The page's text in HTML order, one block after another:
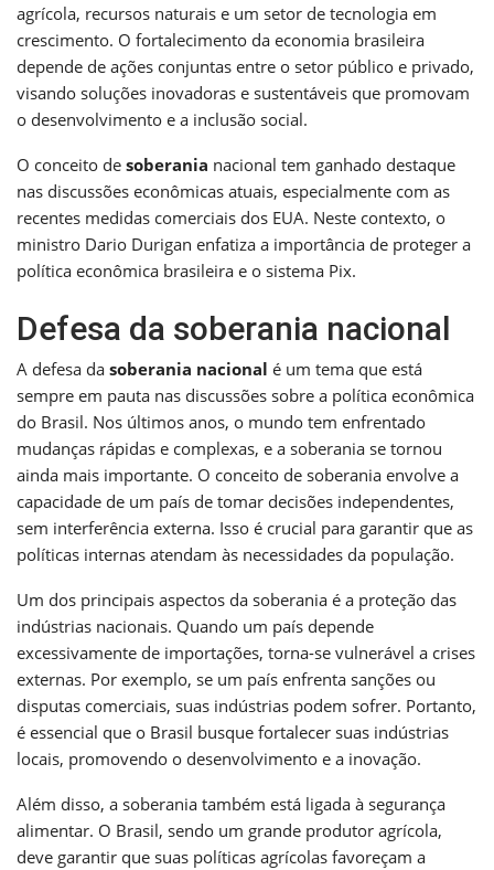
agrícola, recursos naturais e um setor de tecnologia em
crescimento. O fortalecimento da economia brasileira
depende de ações conjuntas entre o setor público e privado,
visando soluções inovadoras e sustentáveis que promovam
o desenvolvimento e a inclusão social.
O conceito de soberania nacional tem ganhado destaque
nas discussões econômicas atuais, especialmente com as
recentes medidas comerciais dos EUA. Neste contexto, o
ministro Dario Durigan enfatiza a importância de proteger a
política econômica brasileira e o sistema Pix.
Defesa da soberania nacional
A defesa da soberania nacional é um tema que está
sempre em pauta nas discussões sobre a política econômica
do Brasil. Nos últimos anos, o mundo tem enfrentado
mudanças rápidas e complexas, e a soberania se tornou
ainda mais importante. O conceito de soberania envolve a
capacidade de um país de tomar decisões independentes,
sem interferência externa. Isso é crucial para garantir que as
políticas internas atendam às necessidades da população.
Um dos principais aspectos da soberania é a proteção das
indústrias nacionais. Quando um país depende
excessivamente de importações, torna-se vulnerável a crises
externas. Por exemplo, se um país enfrenta sanções ou
disputas comerciais, suas indústrias podem sofrer. Portanto,
é essencial que o Brasil busque fortalecer suas indústrias
locais, promovendo o desenvolvimento e a inovação.
Além disso, a soberania também está ligada à segurança
alimentar. O Brasil, sendo um grande produtor agrícola,
deve garantir que suas políticas agrícolas favoreçam a